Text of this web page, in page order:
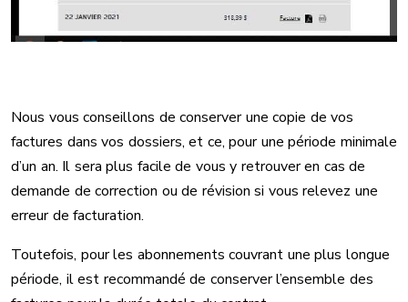
Nous vous conseillons de conserver une copie de vos
factures dans vos dossiers, et ce, pour une période minimale
d’un an. Il sera plus facile de vous y retrouver en cas de
demande de correction ou de révision si vous relevez une
erreur de facturation.
Toutefois, pour les abonnements couvrant une plus longue
période, il est recommandé de conserver l’ensemble des